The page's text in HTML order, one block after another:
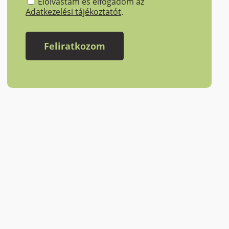
Adatkezelési tájékoztatót.